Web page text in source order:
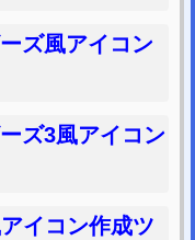
ズ風アイコン
ズ3風アイコン
イコン作成ツ